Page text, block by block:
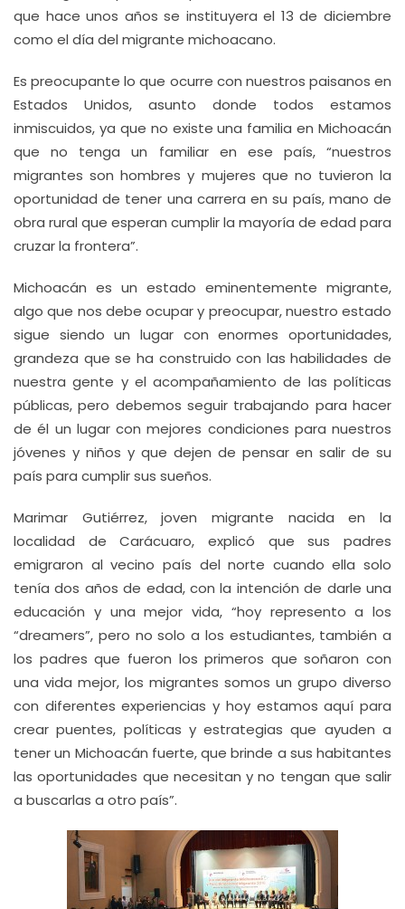
que hace unos años se instituyera el 13 de diciembre
como el día del migrante michoacano.
Es preocupante lo que ocurre con nuestros paisanos en
Estados Unidos, asunto donde todos estamos
inmiscuidos, ya que no existe una familia en Michoacán
que no tenga un familiar en ese país, “nuestros
migrantes son hombres y mujeres que no tuvieron la
oportunidad de tener una carrera en su país, mano de
obra rural que esperan cumplir la mayoría de edad para
cruzar la frontera”.
Michoacán es un estado eminentemente migrante,
algo que nos debe ocupar y preocupar, nuestro estado
sigue siendo un lugar con enormes oportunidades,
grandeza que se ha construido con las habilidades de
nuestra gente y el acompañamiento de las políticas
públicas, pero debemos seguir trabajando para hacer
de él un lugar con mejores condiciones para nuestros
jóvenes y niños y que dejen de pensar en salir de su
país para cumplir sus sueños.
Marimar Gutiérrez, joven migrante nacida en la
localidad de Carácuaro, explicó que sus padres
emigraron al vecino país del norte cuando ella solo
tenía dos años de edad, con la intención de darle una
educación y una mejor vida, “hoy represento a los
“dreamers”, pero no solo a los estudiantes, también a
los padres que fueron los primeros que soñaron con
una vida mejor, los migrantes somos un grupo diverso
con diferentes experiencias y hoy estamos aquí para
crear puentes, políticas y estrategias que ayuden a
tener un Michoacán fuerte, que brinde a sus habitantes
las oportunidades que necesitan y no tengan que salir
a buscarlas a otro país”.